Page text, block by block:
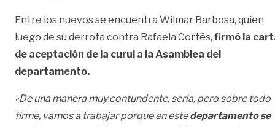
Entre los nuevos se encuentra Wilmar Barbosa, quien
luego de su derrota contra Rafaela Cortés, firmó la
de aceptación de la curul a la Asamblea del
departamento.
«De una manera muy contundente, seria, pero sobre todo
firme, vamos a trabajar porque en estedepartamento se